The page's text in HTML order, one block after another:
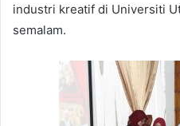
industri kreatif di Universiti
semalam.